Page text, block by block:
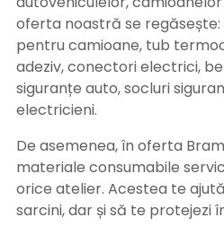
oferta noastră se
pentru camioane, tub
adeziv, conectori electrici,
siguranțe auto, socluri
electricieni.
De asemenea, în oferta
materiale consumabile
orice atelier. Acestea te
sarcini, dar și să te protejezi